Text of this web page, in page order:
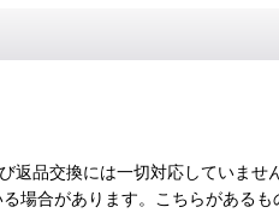
品交換には一切対応していませ
場合があります。こちらがある